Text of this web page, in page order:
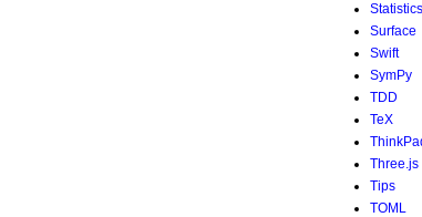
Statistics
Surface
Swift
SymPy
TDD
TeX
Three.js
Tips
TOML